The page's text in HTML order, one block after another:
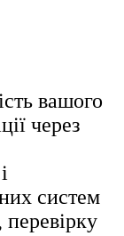
вашого
через
систем
перевірку